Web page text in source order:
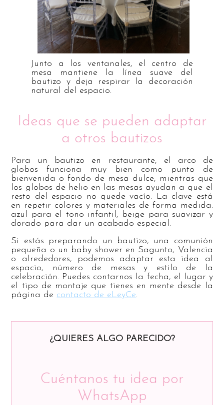
Junto a los ventanales, el centro de
mesa mantiene la línea suave del
bautizo y deja respirar la decoración
natural del espacio.
Ideas que se pueden adaptar
a otros bautizos
Para un bautizo en restaurante, el arco de
globos funciona muy bien como punto de
bienvenida o fondo de mesa dulce, mientras que
los globos de helio en las mesas ayudan a que el
resto del espacio no quede vacío. La clave está
en repetir colores y materiales de forma medida:
azul para el tono infantil, beige para suavizar y
dorado para dar un acabado especial.
Si estás preparando un bautizo, una comunión
pequeña o un baby shower en Sagunto, Valencia
o alrededores, podemos adaptar esta idea al
espacio, número de mesas y estilo de la
celebración. Puedes contarnos la fecha, el lugar y
el tipo de montaje que tienes en mente desde la
página de contacto de eLeyCe.
¿QUIERES ALGO PARECIDO?
Cuéntanos tu idea por
WhatsApp